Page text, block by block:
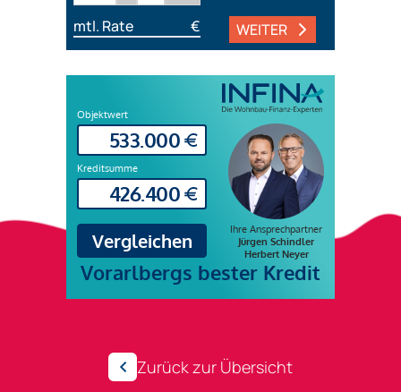
mtl. Rate € WEITER
Zurück zur Übersicht